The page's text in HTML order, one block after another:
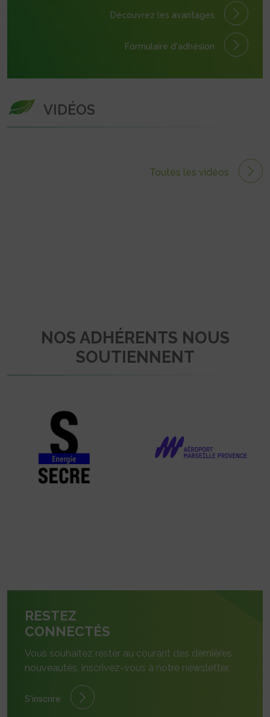
Découvrez les avantages
Formulaire d'adhésion
VIDÉOS
Toutes les vidéos
NOS ADHÉRENTS NOUS
SOUTIENNENT
RESTEZ
CONNECTÉS
Vous souhaitez rester au courant des dernières
nouveautés, inscrivez-vous à notre newsletter.
S'inscrire